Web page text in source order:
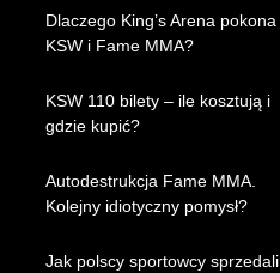
Dlaczego King’s Arena pokona
KSW i Fame MMA?
KSW 110 bilety – ile kosztują i
gdzie kupić?
Autodestrukcja Fame MMA.
Kolejny idiotyczny pomysł?
Jak polscy sportowcy sprzedali